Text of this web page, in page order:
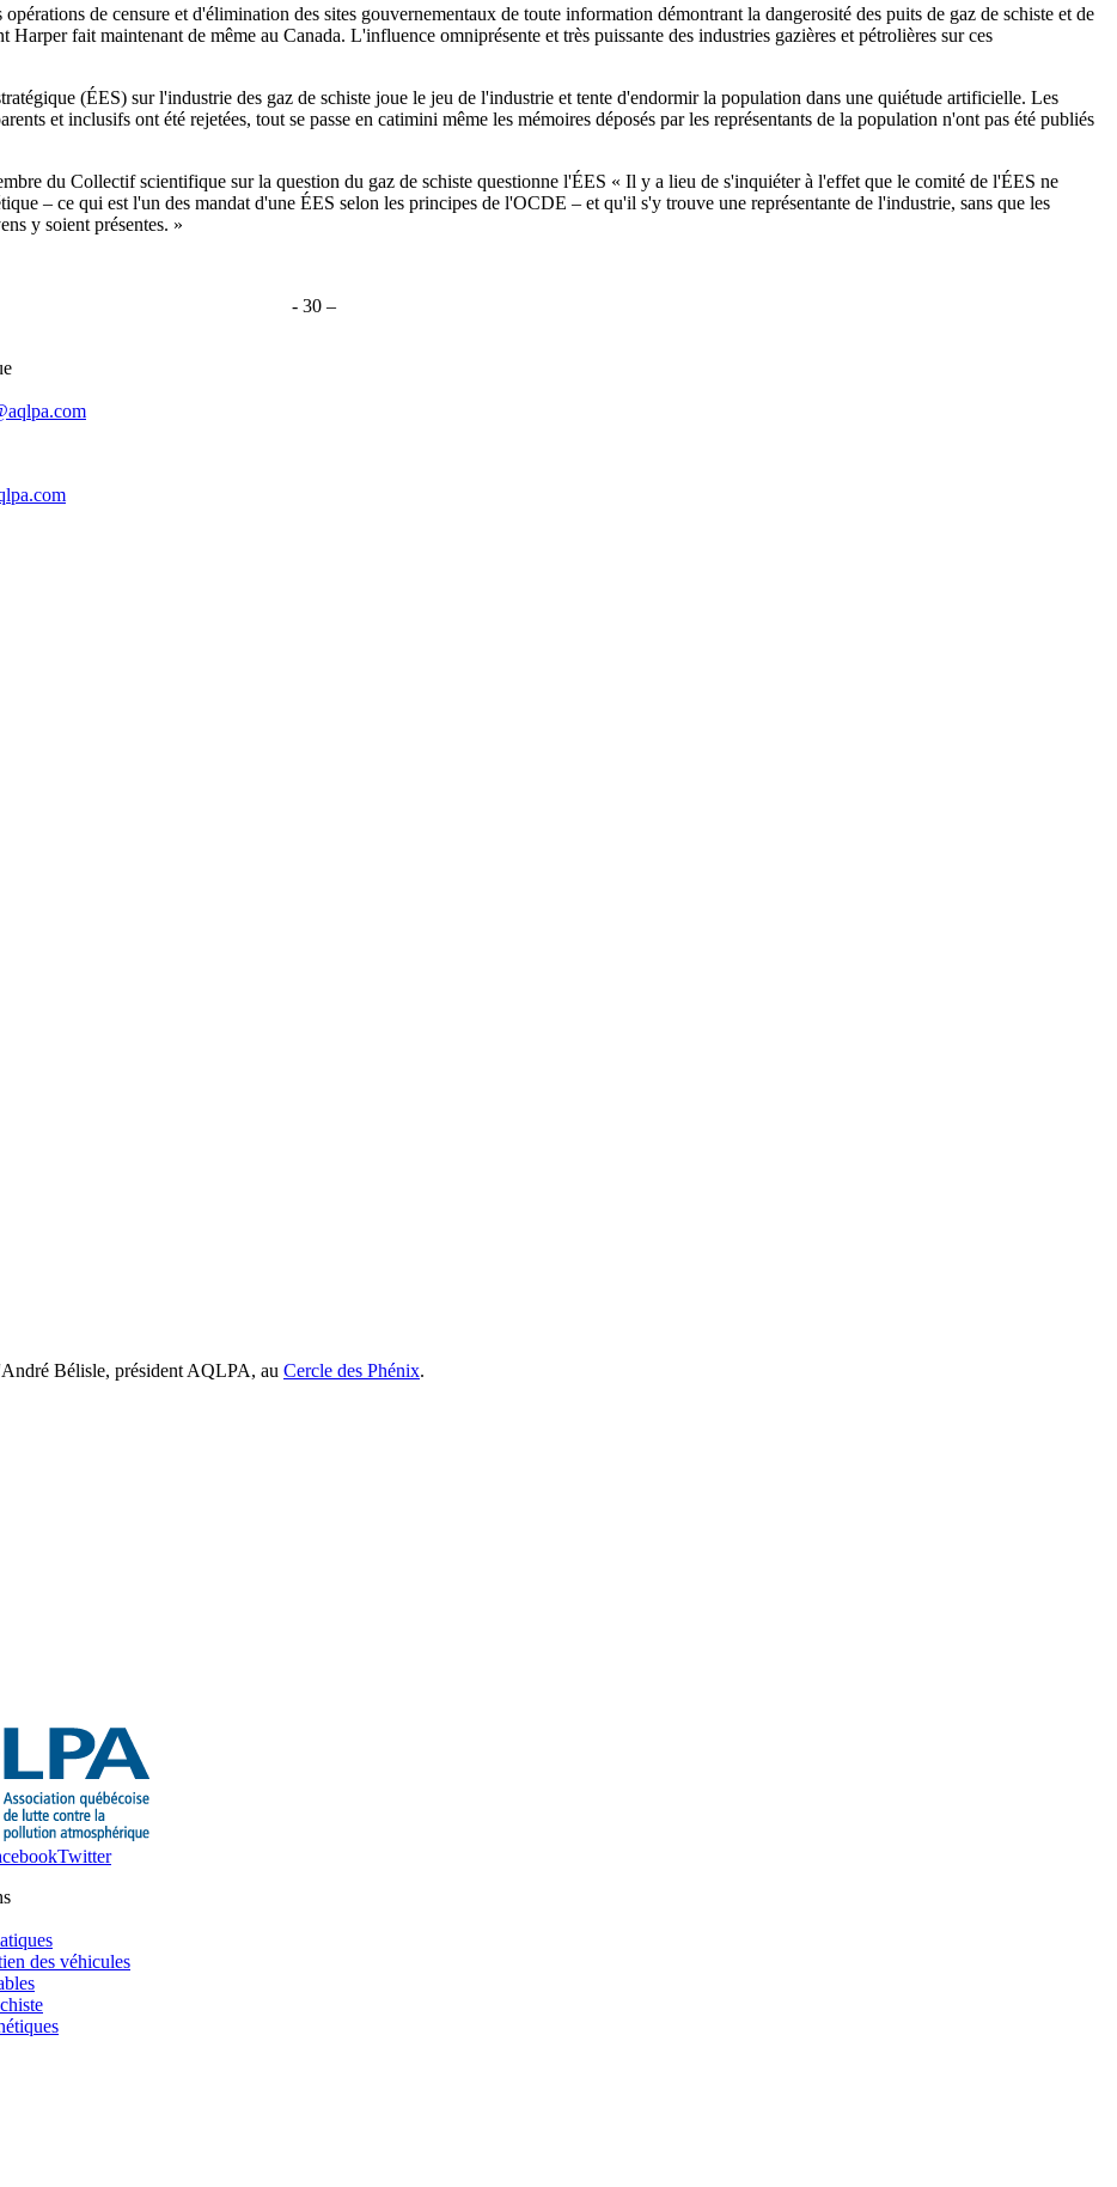
de censure et d'élimination des sites gouvernementaux de toute information démontrant la dangerosité des puits de gaz de schiste et de
fait maintenant de même au Canada. L'influence omniprésente et très puissante des industries gazières et pétrolières sur ces
(ÉES) sur l'industrie des gaz de schiste joue le jeu de l'industrie et tente d'endormir la population dans une quiétude artificielle. Les
et inclusifs ont été rejetées, tout se passe en catimini même les mémoires déposés par les représentants de la population n'ont pas été publiés
du Collectif scientifique sur la question du gaz de schiste questionne l'ÉES « Il y a lieu de s'inquiéter à l'effet que le comité de l'ÉES ne
– ce qui est l'un des mandat d'une ÉES selon les principes de l'OCDE – et qu'il s'y trouve une représentante de l'industrie, sans que les
y soient présentes. »
- 30 –
Bélisle, président AQLPA, au Cercle des Phénix.
Twitter
des véhicules